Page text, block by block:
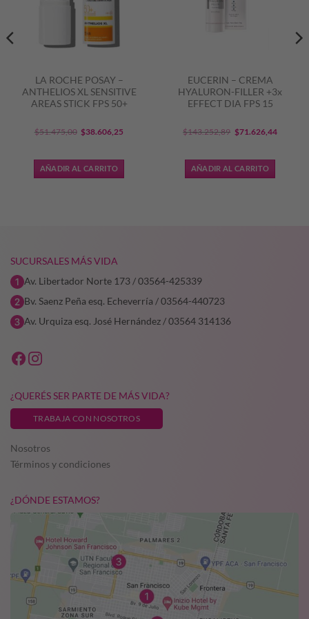
LA ROCHE POSAY –
ANTHELIOS XL SENSITIVE
AREAS STICK FPS 50+
$51.475,00 El
original
era:
$38.606,25
es:
AÑADIR AL CARRITO
EUCERIN – CREMA
HYALURON-FILLER +3x
EFFECT DIA FPS 15
$143.252,89 El
original
era:
$71.626,44El
AÑADIR AL CARRITO
SUCURSALES MÁS VIDA
Av. Libertador Norte 173 / 03564-425339
Bv. Saenz Peña esq. Echeverría / 03564-440723
Av. Urquiza esq. José Hernández / 03564 314136
¿QUERÉS SER PARTE DE MÁS VIDA?
TRABAJA CON NOSOTROS
Nosotros
Términos y condiciones
¿DÓNDE ESTAMOS?